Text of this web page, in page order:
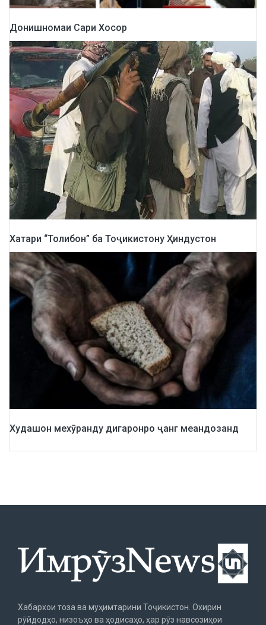
Донишномаи Сари Хосор
Хатари “Толибон” ба Тоҷикистону Ҳиндустон
Худашон мехӯранду дигаронро ҷанг меандозанд
Хабархои тоза ва муҳимтарини Тоҷикистон. Охирин
рӯйдодҳо, низоъҳо ва ҳодисаҳо, ҳар рӯз навсозиҳои